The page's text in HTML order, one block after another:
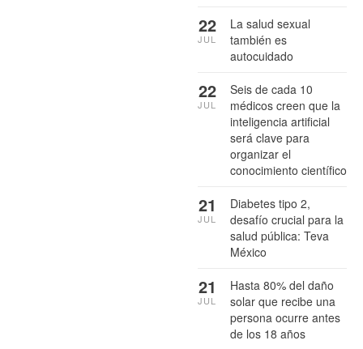
La salud sexual
también es
autocuidado
22
JUL
Seis de cada 10
médicos creen que la
inteligencia artificial
será clave para
organizar el
conocimiento científico
22
JUL
Diabetes tipo 2,
desafío crucial para la
salud pública: Teva
México
21
JUL
Hasta 80% del daño
solar que recibe una
persona ocurre antes
de los 18 años
21
JUL